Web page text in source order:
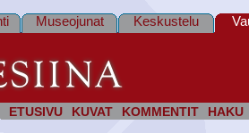
ETUSIVU KUVAT KOMMENTIT HAKU
Museojunat Keskustelu